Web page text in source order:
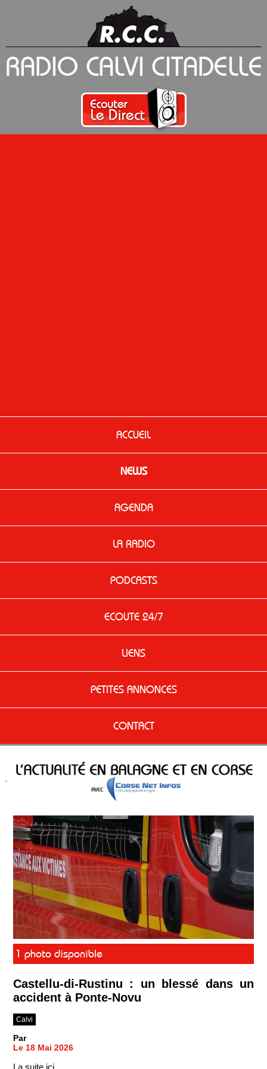
ACCUEIL
NEWS
AGENDA
LA RADIO
PODCASTS
ECOUTE 24/7
LIENS
PETITES ANNONCES
CONTACT
1 photo disponible
Castellu-di-Rustinu : un blessé dans un
accident à Ponte-Novu
Calvi
Par
Le 18 Mai 2026
La suite ici ...